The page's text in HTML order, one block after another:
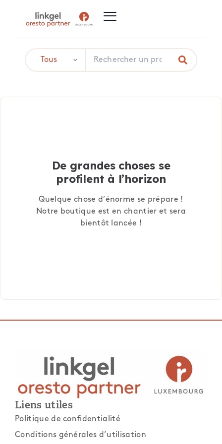
De grandes choses se
profilent à l’horizon
Quelque chose d’énorme se prépare !
Notre boutique est en chantier et sera
bientôt lancée !
Liens utiles
Politique de confidentialité
Conditions générales d’utilisation